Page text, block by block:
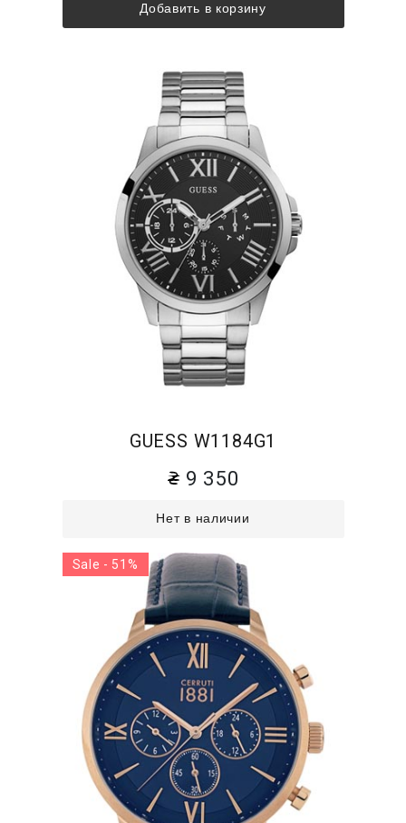
Добавить в корзину
GUESS W1184G1
9 350
Нет в наличии
Sale - 51%